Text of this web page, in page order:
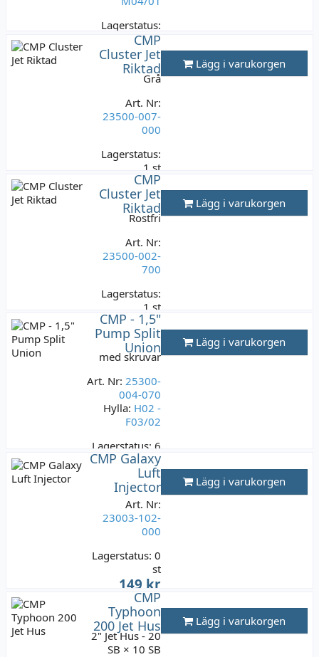
Lagerstatus:
6 st
149 kr
Varav moms:
29,80 kr
CMP
Cluster Jet
Riktad
Grå
Art. Nr:
23500-007-
000
Lagerstatus:
1 st
149 kr
Varav moms:
29,80 kr
Lägg i varukorgen
CMP
Cluster Jet
Riktad
Rostfri
Art. Nr:
23500-002-
700
Lagerstatus:
1 st
149 kr
Varav moms:
29,80 kr
Lägg i varukorgen
CMP - 1,5"
Pump Split
Union
med skruvar
Art. Nr: 25300-
004-070
Hylla: H02 -
F03/02
Lagerstatus: 6
st
149 kr
Varav moms:29,80
kr
Lägg i varukorgen
CMP Galaxy
Luft
Injector
Art. Nr:
23003-102-
000
Lagerstatus: 0
st
149 kr
Varav moms:
29,80 kr
Lägg i varukorgen
CMP
Typhoon
200 Jet Hus
2" Jet Hus - 20
SB × 10 SB
Lägg i varukorgen